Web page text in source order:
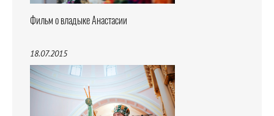
Фильм о владыке Анастасии
18.07.2015